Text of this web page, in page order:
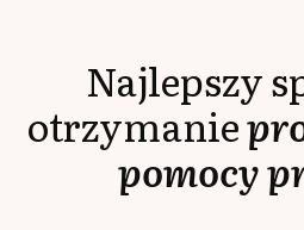
Najlepszy
otrzymanie
pomocy